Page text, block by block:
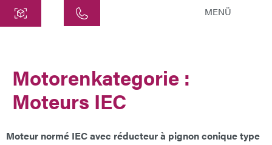
Siemensstraße 47
25462 Rellingen
info@atek.de
+49 4101 7953-0
MENÜ
Motorenkategorie :
Moteurs IEC
Moteur normé IEC avec réducteur à pignon conique type